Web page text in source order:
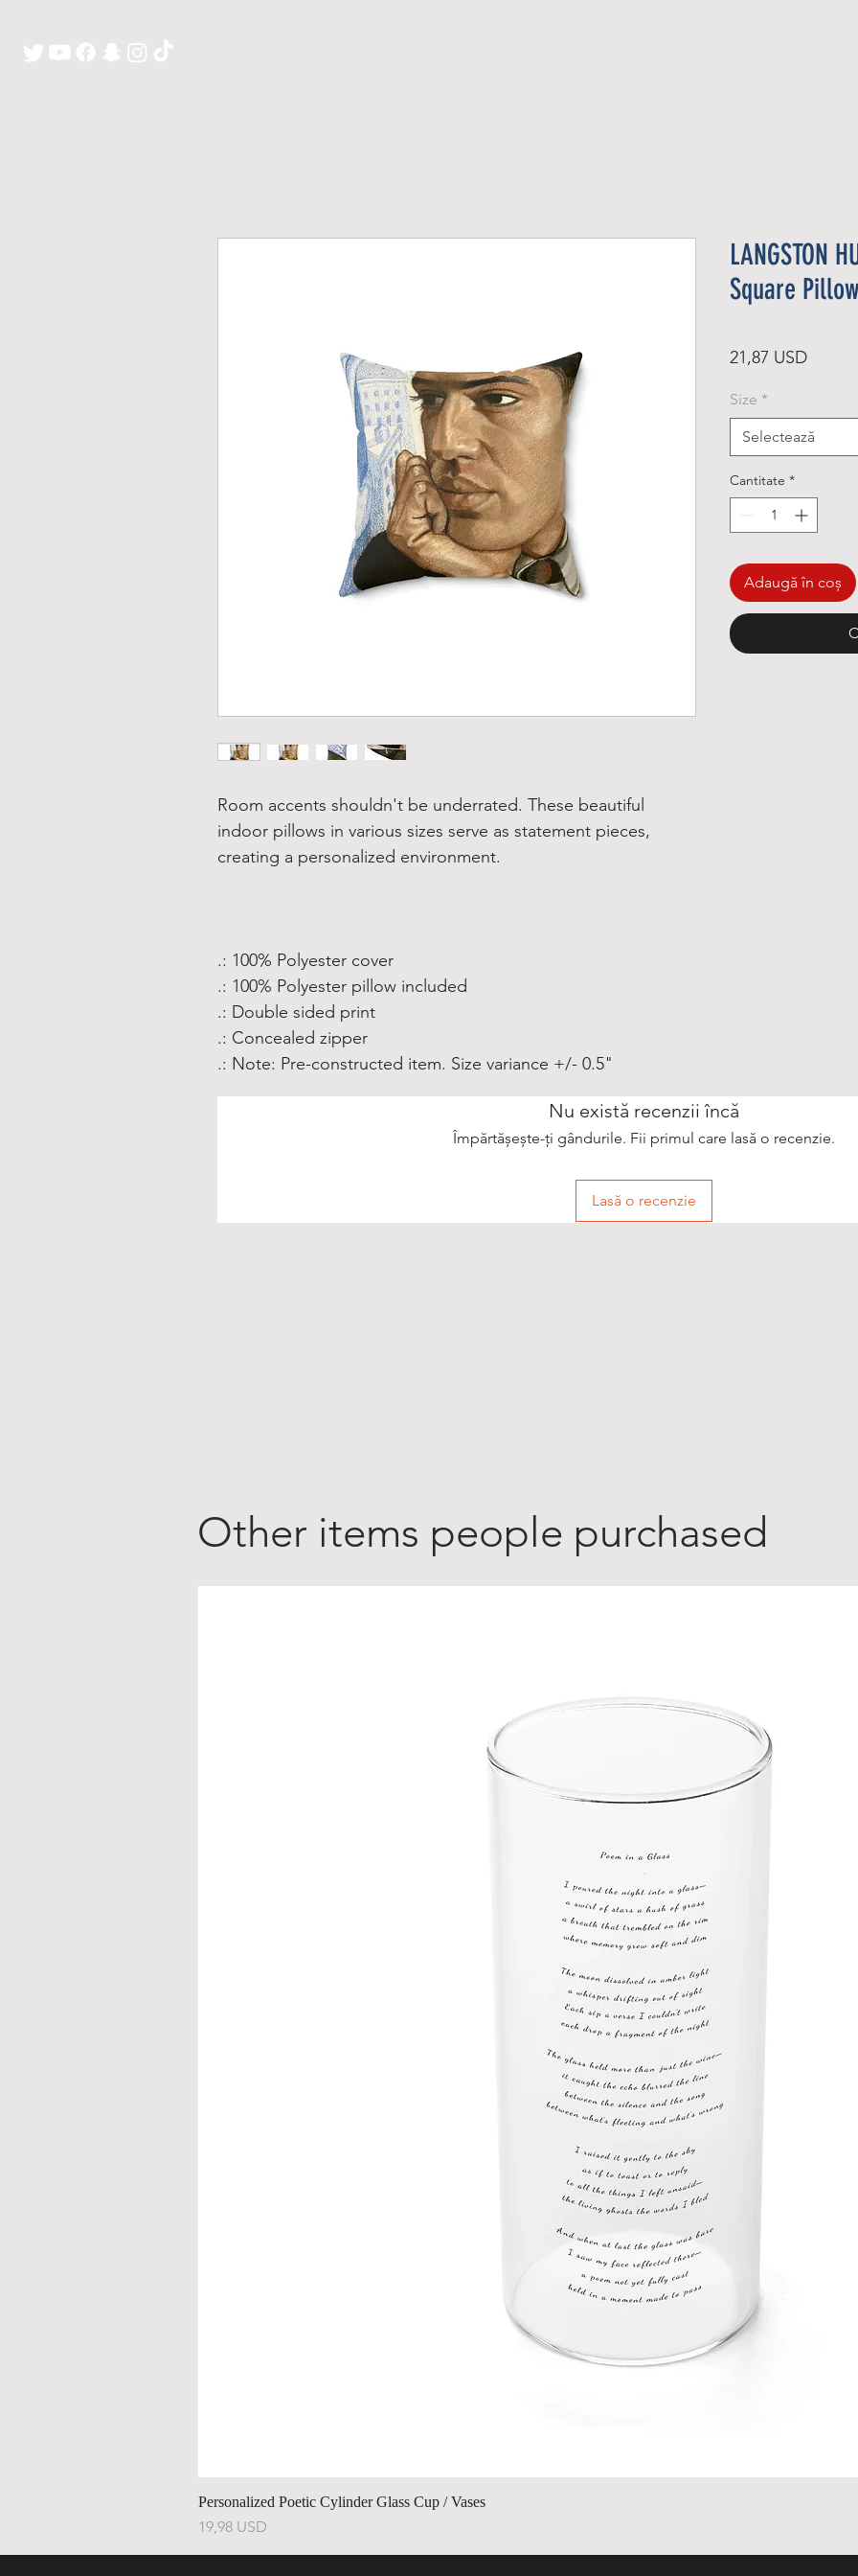
Room accents shouldn't be underrated. These beautiful
indoor pillows in various sizes serve as statement pieces,
creating a personalized environment.
.: 100% Polyester cover
.: 100% Polyester pillow included
.: Double sided print
.: Concealed zipper
.: Note: Pre-constructed item. Size variance +/- 0.5"
LANGSTON
Square Pillow
21,87 USDPreț
Size *
Selectează
Cantitate *
Adaugă în coș
Nu există recenzii încă
Împărtășește-ți gândurile. Fii primul care lasă o recenzie.
Lasă o recenzie
Other items people purchased
Personalized Poetic Cylinder Glass Cup / Vases
Preț
19,98 USD